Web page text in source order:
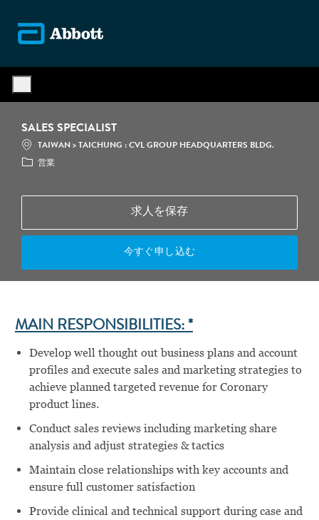
SALES SPECIALIST
場所TAIWAN > TAICHUNG : CVL GROUP HEADQUARTERS BLDG.
営業
求人を保存
今すぐ申し込む
MAIN RESPONSIBILITIES: *
Develop well thought out business plans and account
profiles and execute sales and marketing strategies to
achieve planned targeted revenue for Coronary
product lines.
Conduct sales reviews including marketing share
analysis and adjust strategies & tactics
Maintain close relationships with key accounts and
ensure full customer satisfaction
Provide clinical and technical support during case and